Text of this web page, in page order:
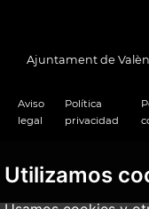
Utilizamos
Ajuntament de
Aviso
legal
Política
privacidad